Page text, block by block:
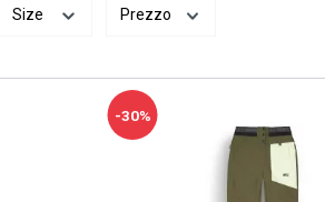
Size Prezzo
-30%